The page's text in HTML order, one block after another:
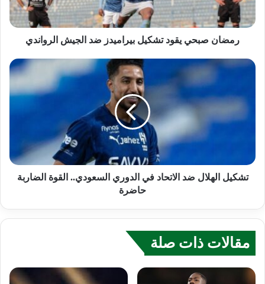
رمضان صبحي يقود تشكيل بيراميدز ضد الجيش الرواندي
تشكيل الهلال ضد الاتحاد في الدوري السعودي.. القوة الضاربة
حاضرة
مقالات ذات صلة